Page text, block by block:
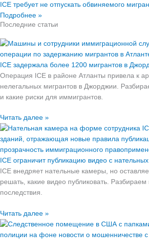
ICE требует не отпускать обвиняемого
Подробнее »
Последние статьи
ICE задержала более 1200 мигрантов в
Операция ICE в районе Атланты привела к
нелегальных мигрантов в Джорджии.
и какие риски для иммигрантов.
Читать далее »
ICE ограничит публикацию видео с
ICE внедряет нательные камеры, но
решать, какие видео публиковать.
последствия.
Читать далее »